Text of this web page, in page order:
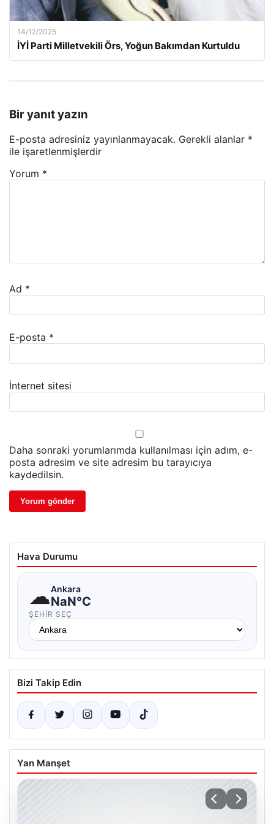
14/12/2025
İYİ Parti Milletvekili Örs, Yoğun Bakımdan Kurtuldu
Bir yanıt yazın
E-posta adresiniz yayınlanmayacak. Gerekli alanlar *
ile işaretlenmişlerdir
Yorum *
Ad *
E-posta *
İnternet sitesi
Daha sonraki yorumlarımda kullanılması için adım, e-
posta adresim ve site adresim bu tarayıcıya
kaydedilsin.
Hava Durumu
☁Ankara
NaN°C
ŞEHIR SEÇ
Bizi Takip Edin
Yan Manşet